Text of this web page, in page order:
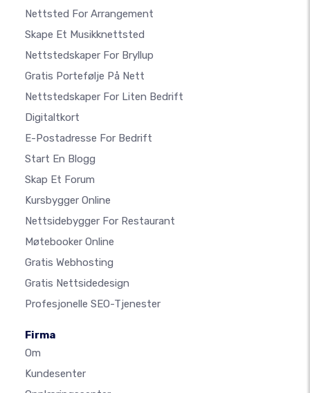
Nettsted For Arrangement
Skape Et Musikknettsted
Nettstedskaper For Bryllup
Gratis Portefølje På Nett
Nettstedskaper For Liten Bedrift
Digitaltkort
E-Postadresse For Bedrift
Start En Blogg
Skap Et Forum
Kursbygger Online
Nettsidebygger For Restaurant
Møtebooker Online
Gratis Webhosting
Gratis Nettsidedesign
Profesjonelle SEO-Tjenester
Firma
Om
Kundesenter